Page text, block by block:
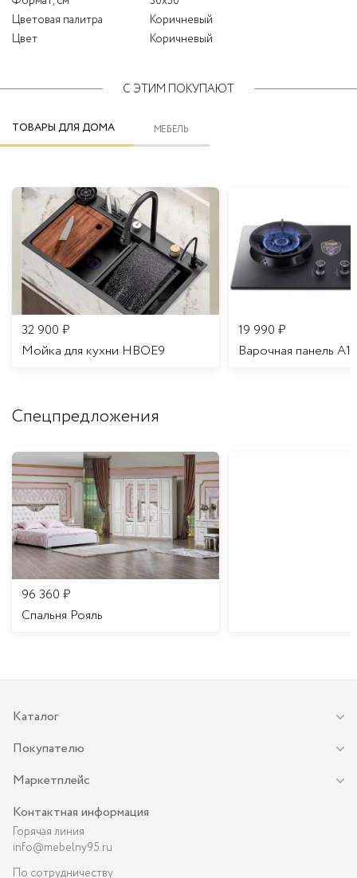
Цветовая палитра
Коричневый
Цвет
Коричневый
С ЭТИМ ПОКУПАЮТ
ТОВАРЫ ДЛЯ ДОМА МЕБЕЛЬ
32 900 ₽
Мойка для кухни HBOE9
19 990 ₽
Варочная панель A16
Спецпредложения
96 360 ₽
Спальня Рояль
Каталог
Покупателю
Маркетплейс
Контактная информация
Горячая линия
info@mebelny95.ru
По сотрудничеству